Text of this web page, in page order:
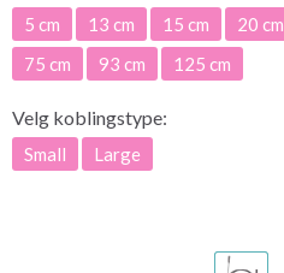
5 cm 13 cm 15 cm 20 cm
75 cm
93 cm 125 cm
Velg koblingstype:
Small Large